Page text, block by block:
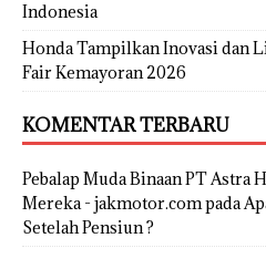
Indonesia
Honda Tampilkan Inovasi dan
Fair Kemayoran 2026
KOMENTAR TERBARU
Pebalap Muda Binaan PT Astra
Mereka - jakmotor.compada
Setelah Pensiun ?